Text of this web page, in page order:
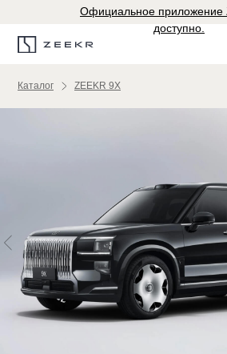
Официальное приложение
доступно.
Каталог ZEEKR 9X